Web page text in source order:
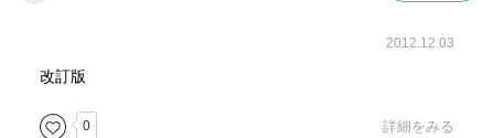
2012.12.03
改訂版
0 詳細をみる